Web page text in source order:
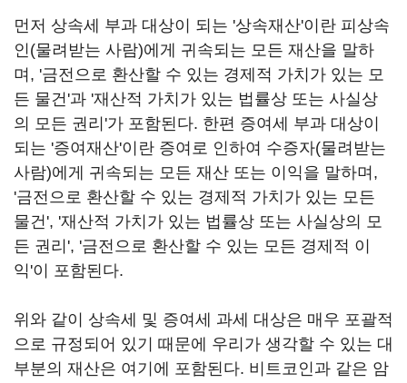
먼저 상속세 부과 대상이 되는 '상속재산'이란 피상속
인(물려받는 사람)에게 귀속되는 모든 재산을 말하
며, '금전으로 환산할 수 있는 경제적 가치가 있는 모
든 물건'과 '재산적 가치가 있는 법률상 또는 사실상
의 모든 권리'가 포함된다. 한편 증여세 부과 대상이
되는 '증여재산'이란 증여로 인하여 수증자(물려받는
사람)에게 귀속되는 모든 재산 또는 이익을 말하며,
'금전으로 환산할 수 있는 경제적 가치가 있는 모든
물건', '재산적 가치가 있는 법률상 또는 사실상의 모
든 권리', '금전으로 환산할 수 있는 모든 경제적 이
익'이 포함된다.
위와 같이 상속세 및 증여세 과세 대상은 매우 포괄적
으로 규정되어 있기 때문에 우리가 생각할 수 있는 대
부분의 재산은 여기에 포함된다. 비트코인과 같은 암